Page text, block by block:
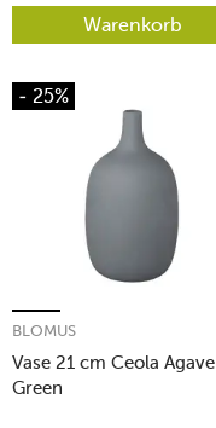
Warenkorb
- 25%
Vase 21 cm Ceola Agave
Green
BLOMUS